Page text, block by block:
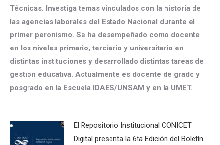
Técnicas. Investiga temas vinculados con la historia de
las agencias laborales del Estado Nacional durante el
primer peronismo. Se ha desempeñado como docente
en los niveles primario, terciario y universitario en
distintas instituciones y desarrollado distintas tareas de
gestión educativa. Actualmente es docente de grado y
posgrado en la Escuela IDAES/UNSAM y en la UMET.
El Repositorio Institucional CONICET
Digital presenta la 6ta Edición del Boletín